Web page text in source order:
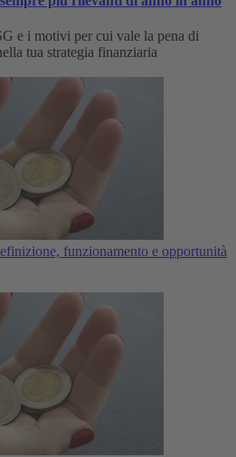
e i motivi per cui vale la pena di
tua strategia finanziaria
funzionamento e opportunità